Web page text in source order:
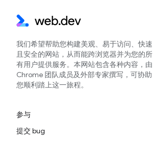
我们希望帮助您构建美观、易于访问、快速
且安全的网站，从而能跨浏览器并为您的所
有用户提供服务。本网站包含各种内容，由
Chrome 团队成员及外部专家撰写，可协助
您顺利踏上这一旅程。
参与
提交 bug